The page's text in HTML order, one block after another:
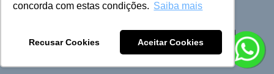
concorda com estas condições. Saiba mais
Recusar Cookies Aceitar Cookies
Todos os direitos reservados © 2025 Cruzeiro do Sul